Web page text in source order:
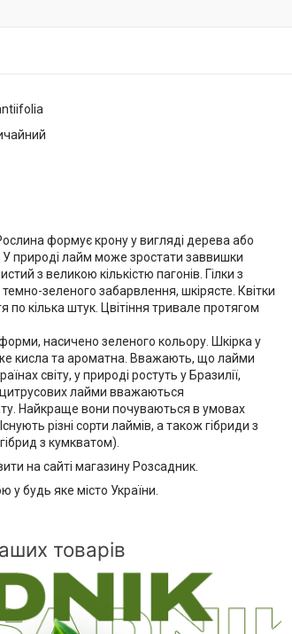
формує крону у вигляді дерева або
природі лайм може зростати заввишки
з великою кількістю пагонів. Гілки з
зеленого забарвлення, шкірясте. Квітки
по кілька штук. Цвітіння тривале протягом
насичено зеленого кольору. Шкірка у
кисла та ароматна. Вважають, що лайми
світу, у природі ростуть у Бразилії,
цитрусових лайми вважаються
Найкраще вони почуваються в умовах
різні сорти лаймів, а також гібриди з
з кумкватом).
на сайті магазину Розсадник.
будь яке місто України.
товарів